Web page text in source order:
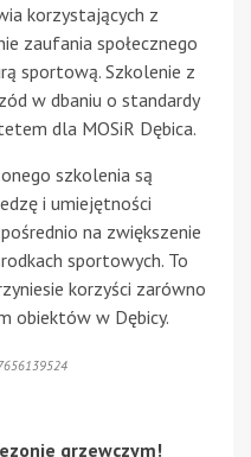
korzystających z
zaufania społecznego
sportową. Szkolenie z
w dbaniu o standardy
dla MOSiR Dębica.
szkolenia są
i umiejętności
na zwiększenie
sportowych. To
korzyści zarówno
obiektów w Dębicy.
grzewczym!